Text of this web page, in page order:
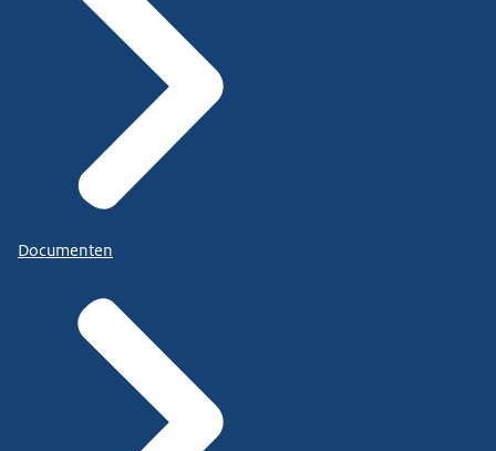
Documenten